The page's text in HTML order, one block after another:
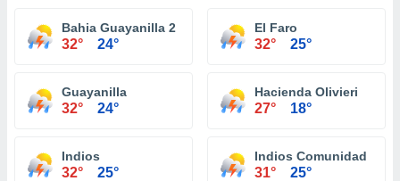
Bahia Guayanilla 2
32° 24°
El Faro
32° 25°
Guayanilla
32° 24°
Hacienda Olivieri
27° 18°
Indios
32° 25°
Indios Comunidad
31° 25°